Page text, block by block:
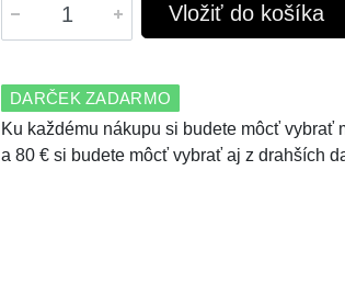
Vložiť do košíka
DARČEK ZADARMO
Ku každému nákupu si budete môcť vybrať
a 80 € si budete môcť vybrať aj z drahších